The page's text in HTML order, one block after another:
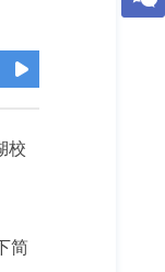
校
简